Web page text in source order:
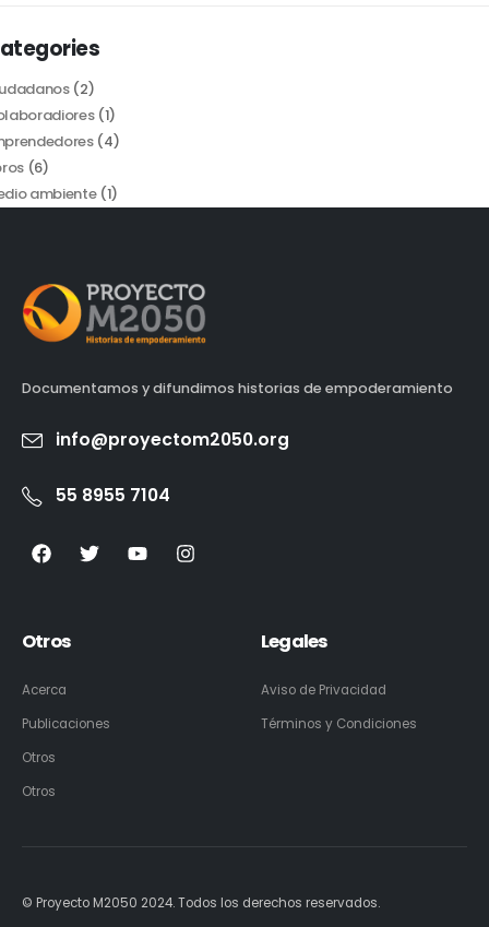
(2)
(1)
(4)
(6)
ambiente(1)
Documentamos y difundimos historias de empoderamiento
info@proyectom2050.org
55 8955 7104
Otros
Acerca
Publicaciones
Otros
Otros
Legales
Aviso de Privacidad
Términos y Condiciones
© Proyecto M2050 2024. Todos los derechos reservados.